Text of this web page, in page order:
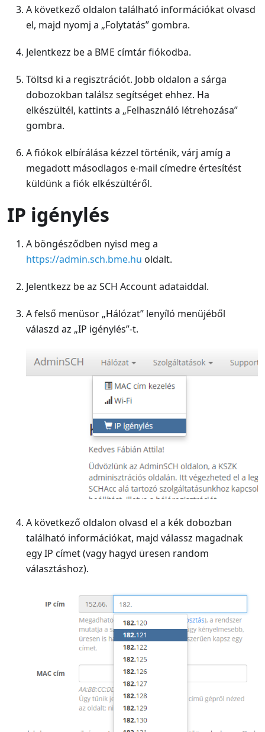
A következő oldalon található információkat olvasd
el, majd nyomj a „Folytatás” gombra.
Jelentkezz be a BME címtár fiókodba.
Töltsd ki a regisztrációt. Jobb oldalon a sárga
dobozokban találsz segítséget ehhez. Ha
elkészültél, kattints a „Felhasználó létrehozása”
gombra.
A fiókok elbírálása kézzel történik, várj amíg a
megadott másodlagos e-mail címedre értesítést
küldünk a fiók elkészültéről.
IP igénylés
A böngésződben nyisd meg a
https://admin.sch.bme.hu oldalt.
Jelentkezz be az SCH Account adataiddal.
A felső menüsor „Hálózat” lenyíló menüjéből
válaszd az „IP igénylés”-t.
A következő oldalon olvasd el a kék dobozban
található információkat, majd válassz magadnak
egy IP címet (vagy hagyd üresen random
választáshoz).